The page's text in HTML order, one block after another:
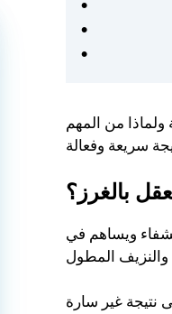
ولماذا من المهم
بالغرز؟
ويساهم في
نتيجة غير سارة
سانجاميش جي
منذ 3 أشهر
خدمة ومعلومات احترافية عالية